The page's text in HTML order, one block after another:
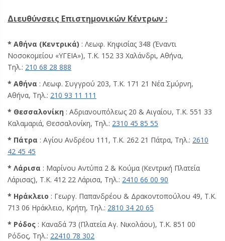
Διευθύνσεις Επιστημονικών Κέντρων :
* Αθήνα (Κεντρικά) : Λεωφ. Κηφισίας 348 (Έναντι
Νοσοκομείου «ΥΓΕΙΑ»), Τ.Κ. 152 33 Χαλάνδρι, Αθήνα,
Τηλ.: 210 68 28 888
* Αθήνα : Λεωφ. Συγγρού 203, Τ.Κ. 171 21 Νέα Σμύρνη,
Αθήνα, Τηλ.: 210 93 11 111
* Θεσσαλονίκη : Αδριανουπόλεως 20 & Αιγαίου, Τ.Κ. 551 33
Καλαμαριά, Θεσσαλονίκη, Τηλ.: 2310 45 85 55
* Πάτρα : Αγίου Ανδρέου 111, Τ.Κ. 262 21 Πάτρα, Τηλ.: 2610
42 45 45
* Λάρισα : Μαρίνου Αντύπα 2 & Κούμα (Κεντρική Πλατεία
Λάρισας), Τ.Κ. 412 22 Λάρισα, Τηλ.: 2410 66 00 90
* Ηράκλειο : Γεωργ. Παπανδρέου & Δρακοντοπούλου 49, Τ.Κ.
713 06 Ηράκλειο, Κρήτη, Τηλ.: 2810 34 20 65
* Ρόδος : Καναδά 73 (Πλατεία Αγ. Νικολάου), Τ.Κ. 851 00
Ρόδος, Τηλ.: 22410 78 302